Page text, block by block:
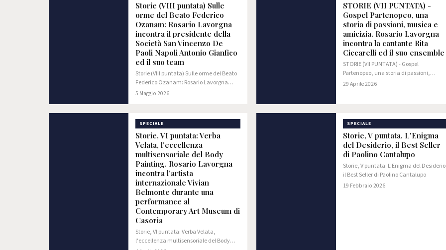
Storie (VIII puntata) Sulle
orme del Beato Federico
Ozanam: Rosario Lavorgna
incontra il presidente della
Società San Vincenzo De
Paoli Napoli Antonio Gianfico
ed il suo team
Storie (VIII puntata) Sulle orme del Beato
Federico Ozanam: Rosario Lavorgna
incontra il presidente della Società San
5 Maggio 2026
STORIE (VII PUNTATA) -
Gospel Partenopeo, una
storia di passioni, musica e
amicizia. Rosario Lavorgna
incontra la cantante Rita
Ciccarelli ed il suo ensemble
STORIE (VII PUNTATA) - Gospel
Partenopeo, una storia di passioni,
musica e amicizia. Rosario Lavorgna
29 Aprile 2026
SPECIALE
Storie, VI puntata: Verba
Velata, l'eccellenza
multisensoriale del Body
Painting. Rosario Lavorgna
incontra l’artista
internazionale Vivian
Belmonte durante una
performance al
Contemporary Art Museum di
Casoria
Storie, VI puntata: Verba Velata,
l'eccellenza multisensoriale del Body
SPECIALE
Storie, V puntata. L'Enigma
del Desiderio, il Best Seller
di Paolino Cantalupo
Storie, V puntata. L'Enigma del
il Best Seller di Paolino Cantalupo
19 Febbraio 2026